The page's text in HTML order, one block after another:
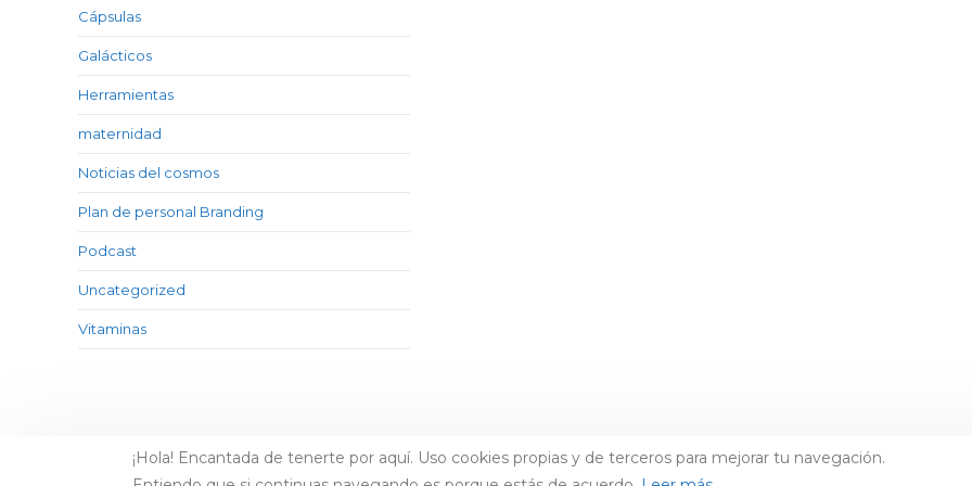
Cápsulas
Galácticos
Herramientas
maternidad
Noticias del cosmos
Plan de personal Branding
Podcast
Uncategorized
Vitaminas
¡Hola! Encantada de tenerte por aquí. Uso cookies propias y de terceros para mejorar tu navegación.